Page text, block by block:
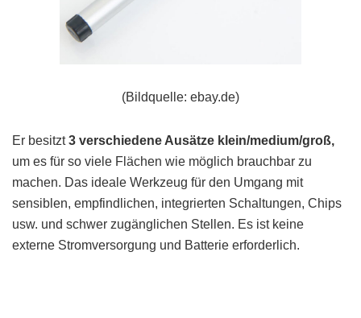
(Bildquelle: ebay.de)
Er besitzt3 verschiedene Ausätze klein/medium/groß,
um es für so viele Flächen wie möglich brauchbar zu
machen. Das ideale Werkzeug für den Umgang mit
sensiblen, empfindlichen, integrierten Schaltungen, Chips
usw. und schwer zugänglichen Stellen. Es ist keine
externe Stromversorgung und Batterie erforderlich.